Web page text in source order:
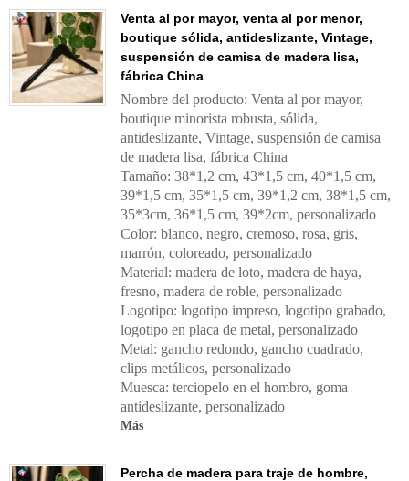
Venta al por mayor, venta al por menor,
boutique sólida, antideslizante, Vintage,
suspensión de camisa de madera lisa,
fábrica China
Nombre del producto: Venta al por mayor,
boutique minorista robusta, sólida,
antideslizante, Vintage, suspensión de camisa
de madera lisa, fábrica China
Tamaño: 38*1,2 cm, 43*1,5 cm, 40*1,5 cm,
39*1,5 cm, 35*1,5 cm, 39*1,2 cm, 38*1,5 cm,
35*3cm, 36*1,5 cm, 39*2cm, personalizado
Color: blanco, negro, cremoso, rosa, gris,
marrón, coloreado, personalizado
Material: madera de loto, madera de haya,
fresno, madera de roble, personalizado
Logotipo: logotipo impreso, logotipo grabado,
logotipo en placa de metal, personalizado
Metal: gancho redondo, gancho cuadrado,
clips metálicos, personalizado
Muesca: terciopelo en el hombro, goma
antideslizante, personalizado
Más
Percha de madera para traje de hombre,